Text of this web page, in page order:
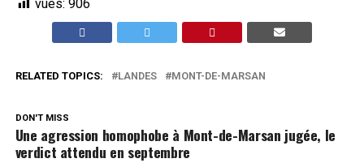
vues: 906
RELATED TOPICS: LANDES MONT-DE-MARSAN
DON'T MISS
Une agression homophobe à Mont-de-Marsan jugée, le
verdict attendu en septembre